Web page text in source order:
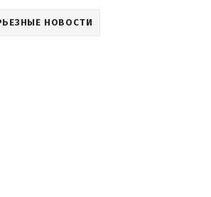
НОВОСТИ